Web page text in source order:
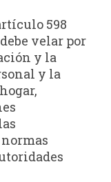
598
velar por
y la
y la